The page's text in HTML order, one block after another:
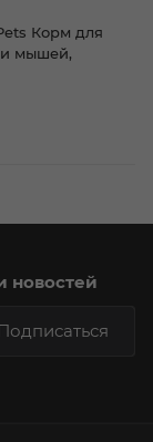
Корм для
мышей,
новостей
Подписаться